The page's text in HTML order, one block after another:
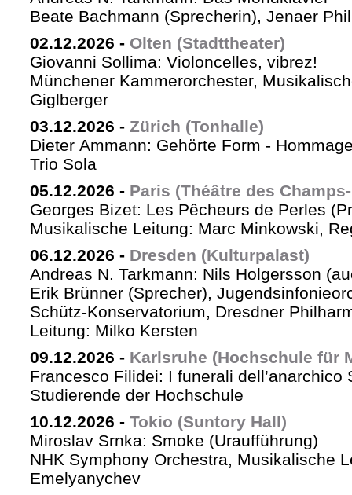
Beate Bachmann (Sprecherin), Jenaer
02.12.2026 - Olten (Stadttheater)
Giovanni Sollima: Violoncelles, vibrez!
Münchener Kammerorchester,
Giglberger
03.12.2026 - Zürich (Tonhalle)
Dieter Ammann: Gehörte Form -
Trio Sola
05.12.2026 - Paris (Théâtre des
Georges Bizet: Les Pêcheurs de Perles
Musikalische Leitung: Marc Minkowski,
06.12.2026 - Dresden (Kulturpalast)
Andreas N. Tarkmann: Nils Holgersson
Erik Brünner (Sprecher),
Schütz-Konservatorium, Dresdner
Leitung: Milko Kersten
09.12.2026 - Karlsruhe (Hochschule für
Francesco Filidei: I funerali dell’anarchico
Studierende der Hochschule
10.12.2026 - Tokio (Suntory Hall)
Miroslav Srnka: Smoke (Uraufführung)
NHK Symphony Orchestra, Musikalische
Emelyanychev